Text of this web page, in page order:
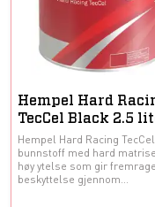
Hempel Hard
TecCel Black 2.5
Hempel Hard Racing
bunnstoff med hard
høy ytelse som gir
beskyttelse gjennom...